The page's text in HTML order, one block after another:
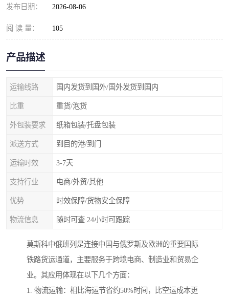
发布日期： 2026-08-06
阅 读 量： 105
产品描述
运输线路 国内发货到国外/国外发货到国内
比重 重货/泡货
外包装要求 纸箱包装/托盘包装
派送方式 到目的港/到门
运输时效 3-7天
支持行业 电商/外贸/其他
优势 时效保障/货物安全保障
物流信息 随时可查 24小时可跟踪
莫斯科中俄班列是连接中国与俄罗斯及欧洲的重要国际
铁路货运通道，主要服务于跨境电商、制造业和贸易企
业。其应用体现在以下几个方面：
1. 物流运输：相比海运节省约50%时间，比空运成本更